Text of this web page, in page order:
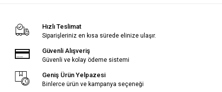
Hızlı Teslimat
Siparişleriniz en kısa sürede elinize ulaşır.
Güvenli Alışveriş
Güvenli ve kolay ödeme sistemi
Geniş Ürün Yelpazesi
Binlerce ürün ve kampanya seçeneği